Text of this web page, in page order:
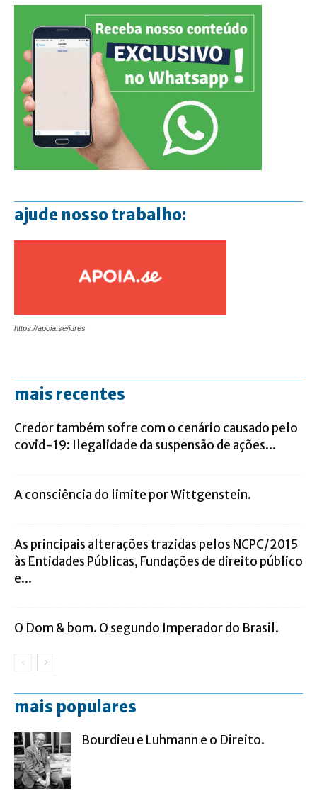
ajude nosso trabalho:
https://apoia.se/jures
mais recentes
Credor também sofre com o cenário causado pelo
covid-19: Ilegalidade da suspensão de ações...
A consciência do limite por Wittgenstein.
As principais alterações trazidas pelos NCPC/2015
às Entidades Públicas, Fundações de direito público
e...
O Dom & bom. O segundo Imperador do Brasil.
mais populares
Bourdieu e Luhmann e o Direito.